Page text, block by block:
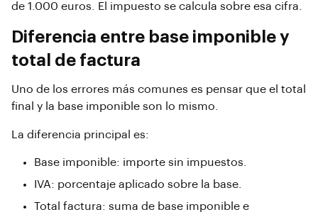
de 1.000 euros. El impuesto se calcula sobre esa cifra.
Diferencia entre base imponible y
total de factura
Uno de los errores más comunes es pensar que el total
final y la base imponible son lo mismo.
La diferencia principal es:
Base imponible: importe sin impuestos.
IVA: porcentaje aplicado sobre la base.
Total factura: suma de base imponible e